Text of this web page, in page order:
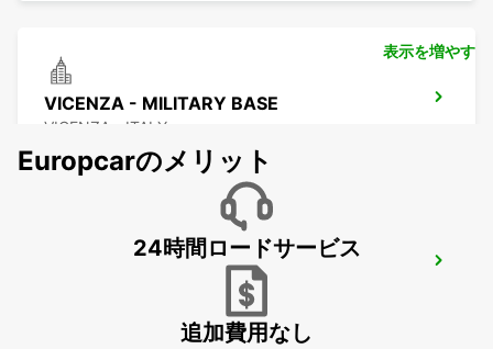
VICENZA - MILITARY BASE
VICENZA - ITALY
表示を増やす
Europcarのメリット
24時間ロードサービス
追加費用なし